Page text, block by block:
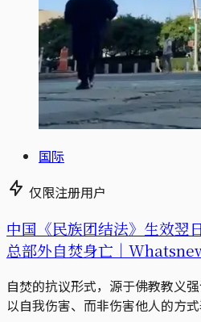
国际
仅限注册用户
中国《民族团结法》生效翌
总部外自焚身亡｜
自焚的抗议形式，源于佛教教义
以自我伤害、而非伤害他人的方式